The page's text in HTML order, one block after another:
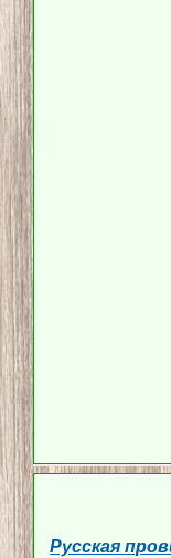
Русская